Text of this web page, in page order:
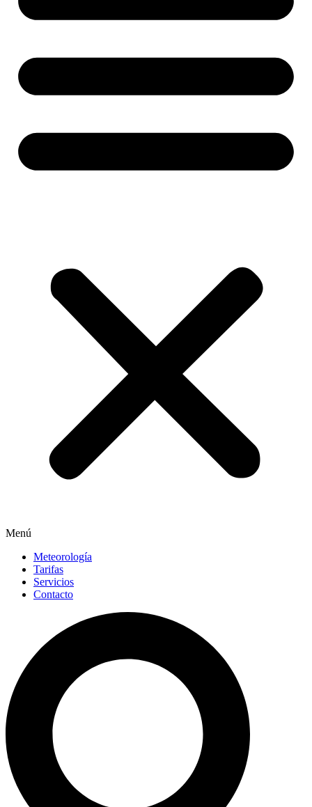
Menú
Meteorología
Tarifas
Servicios
Contacto